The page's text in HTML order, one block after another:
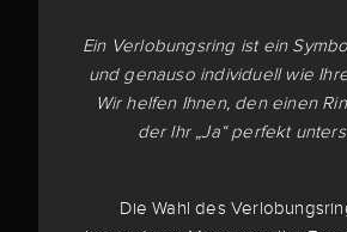
Ein Verlobungsring ist ein
und genauso individuell wie
Wir helfen Ihnen, den einen
der Ihr „Ja“ perfekt
Die Wahl des